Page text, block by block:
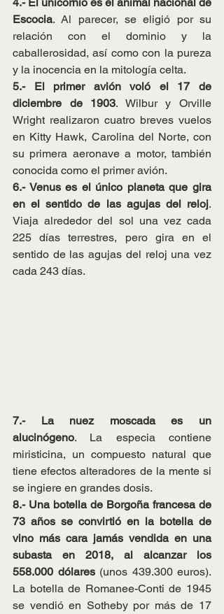
Escocia. Al parecer, se eligió por su
relación con el dominio y la
caballerosidad, así como con la pureza
y la inocencia en la mitología celta.
5.- El primer avión voló el 17 de
diciembre de 1903. Wilbur y Orville
Wright realizaron cuatro breves vuelos
en Kitty Hawk, Carolina del Norte, con
su primera aeronave a motor, también
conocida como el primer avión.
6.- Venus es el único planeta que gira
en el sentido de las agujas del reloj.
Viaja alrededor del sol una vez cada
225 días terrestres, pero gira en el
sentido de las agujas del reloj una vez
cada 243 días.
7.- La nuez moscada es un
alucinógeno. La especia contiene
miristicina, un compuesto natural que
tiene efectos alteradores de la mente si
se ingiere en grandes dosis.
8.- Una botella de Borgoña francesa de
73 años se convirtió en la botella de
vino más cara jamás vendida en una
subasta en 2018, al alcanzar los
558.000 dólares (unos 439.300 euros).
La botella de Romanee-Conti de 1945
se vendió en Sotheby por más de 17